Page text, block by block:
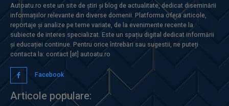
Autoatu.ro este un site de știri și blog de actualitate, dedicat diseminării
informațiilor relevante din diverse domenii. Platforma oferă articole,
reportaje și analize pe teme variate, de la evenimente recente la
subiecte de interes specializat. Este un spațiu digital dedicat informării
și educației continue. Pentru orice întrebări sau sugestii, ne puteți
contacta la: contact [at] autoatu.ro
Facebook
Articole populare: